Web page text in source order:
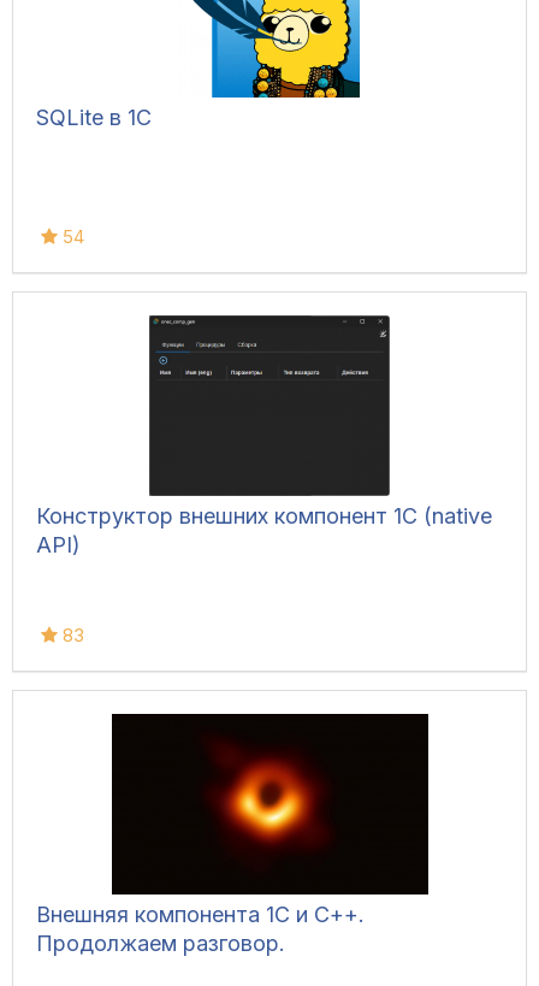
SQLite в 1С
54
Конструктор внешних компонент 1C (native
API)
83
Внешняя компонента 1С и С++.
Продолжаем разговор.